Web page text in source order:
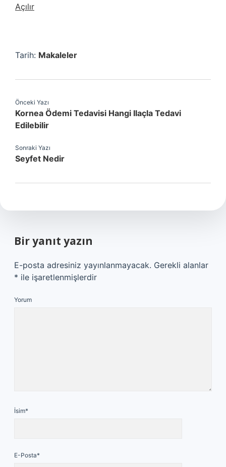
Açılır
Tarih: Makaleler
Önceki Yazı
Kornea Ödemi Tedavisi Hangi Ilaçla Tedavi
Edilebilir
Sonraki Yazı
Seyfet Nedir
Bir yanıt yazın
E-posta adresiniz yayınlanmayacak. Gerekli alanlar
* ile işaretlenmişlerdir
Yorum
İsim*
E-Posta*